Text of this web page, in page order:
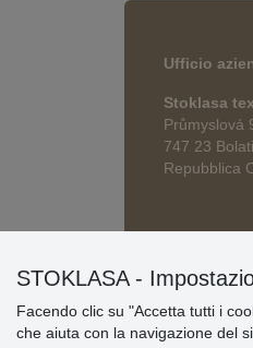
Ufficio
Stoklasa
Průmyslová
747 23
Repubblica
STOKLASA -
Facendo clic su "Accetta tutti i
che aiuta con la navigazione del